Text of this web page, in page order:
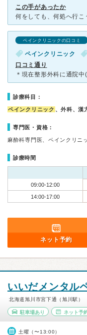
この手があったか
ペインクリニックの口コミ
ペインクリニック
口コミ通り
診療科目：
ペインクリニック 、外科、漢
専門医・資格：
麻酔科専門医、ペインクリニ
診療時間
09:00-12:00
14:00-17:00
ネット予約
いいだメンタル
北海道旭川市宮下通（旭川駅）
駐車場あり ネット予
土曜（〜13:00）